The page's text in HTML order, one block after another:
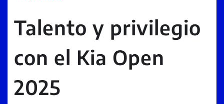
Talento y privilegio
con el Kia Open
2025